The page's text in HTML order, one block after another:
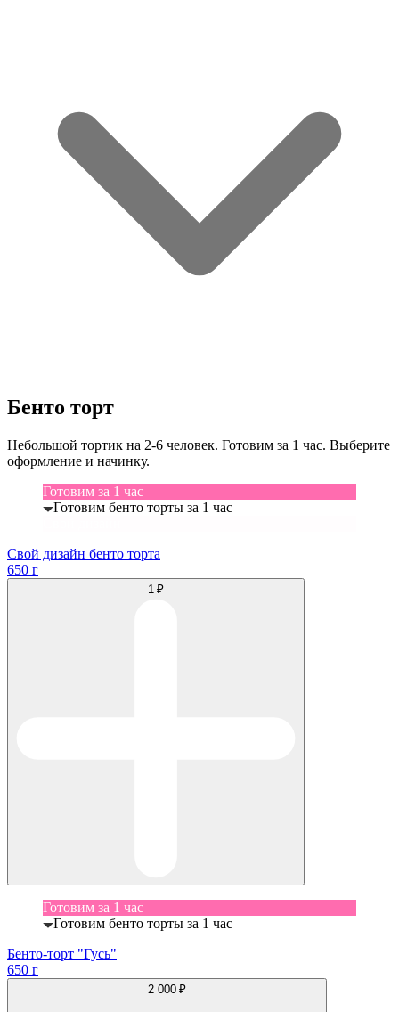
Бенто торт
Небольшой тортик на 2-6 человек. Готовим за 1 час. Выберите
оформление и начинку.
Готовим за 1 час
Готовим бенто торты за 1 час
Свой дизайн бенто торта
650 г
1 ₽
Готовим за 1 час
Готовим бенто торты за 1 час
Бенто-торт "Гусь"
650 г
2 000 ₽